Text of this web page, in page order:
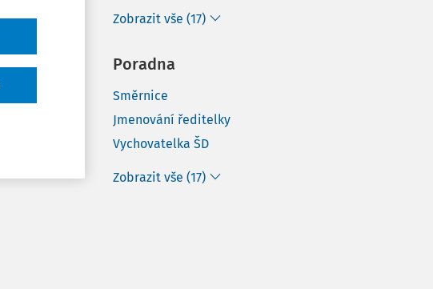
Zobrazit vše (17)
Poradna
Směrnice
Jmenování ředitelky
Vychovatelka ŠD
Zobrazit vše (17)